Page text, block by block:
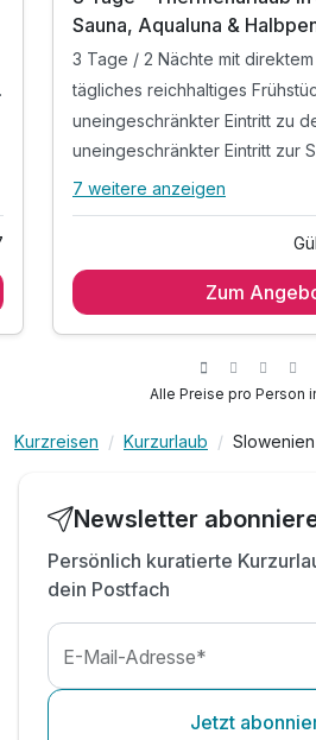
Sauna, Aqualuna &
Alle Inklusivleistungen
Terme Olimia, kombiniert mit
Gesundheitskompetenz
uneingeschränkter Eintritt zu
uneingeschränkter Eintritt zur
inkl. Nachtschwimmen in den
inkl. uneingeschränkter Eintritt
Aqualuna*
täglich Thermal-Trinkwasser
inkl. Wellness Tasche
7 weitere anzeigen
Zum
Alle Preise pro Person
Kurzreisen Kurzurlaub Slowenien
Newsletter
Persönlich kuratierte
dein Postfach
E-Mail-Adresse*
Jetzt